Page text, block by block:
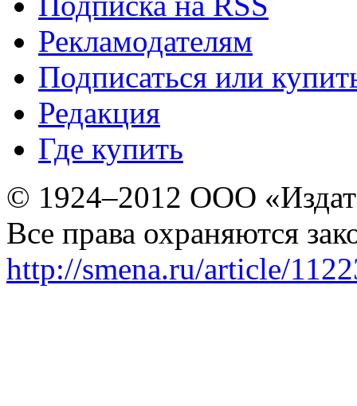
Рекламодателям
Подписаться или
Редакция
Где купить
© 1924–2012 ООО
Все права охраняются
http://smena.ru/article/